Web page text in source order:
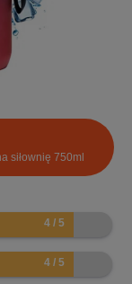
siłownię 750ml